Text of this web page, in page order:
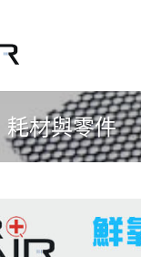
耗材與零件